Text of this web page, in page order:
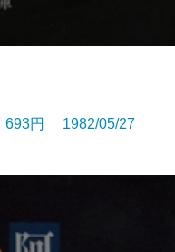
円 1982/05/27